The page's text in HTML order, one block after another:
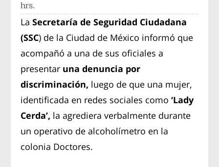
hrs.
LaSecretaría de Seguridad Ciudadana
(SSC) de la Ciudad de México informó que
acompañó a una de sus oficiales a
presentar una denuncia por
discriminación, luego de que una mujer,
identificada en redes sociales como‘Lady
Cerda’, la agrediera verbalmente durante
un operativo de alcoholímetro en la
colonia Doctores.